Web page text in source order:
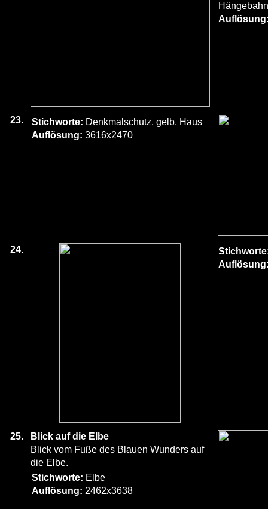
23. Stichworte: Denkmalschutz, gelb, Haus
Auflösung: 3616x2470
24.
25.
Blick auf die Elbe
Blick vom Fuße des Blauen Wunders auf
die Elbe.
Stichworte: Elbe
Auflösung: 2462x3638